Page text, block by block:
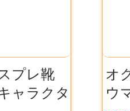
プレ靴
ャラクタ
オ
ウ